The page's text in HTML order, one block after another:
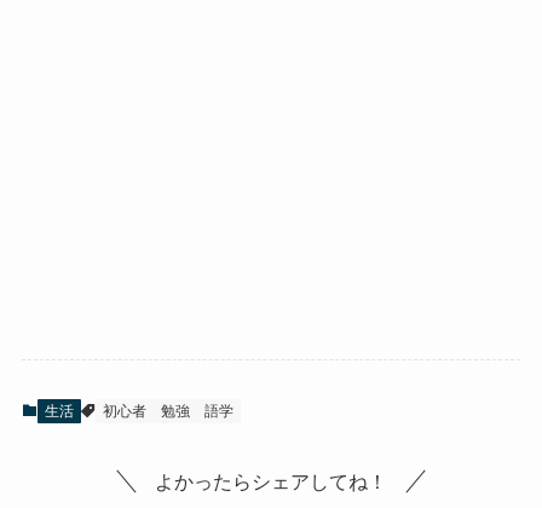
生活 初心者 勉強 語学
よかったらシェアしてね！